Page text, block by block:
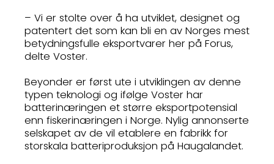
– Vi er stolte over å ha utviklet, designet og
patentert det som kan bli en av Norges mest
betydningsfulle eksportvarer her på Forus,
delte Voster.
Beyonder er først ute i utviklingen av denne
typen teknologi og ifølge Voster har
batterinæringen et større eksportpotensial
enn fiskerinæringen i Norge. Nylig annonserte
selskapet av de vil etablere en fabrikk for
storskala batteriproduksjon på Haugalandet.